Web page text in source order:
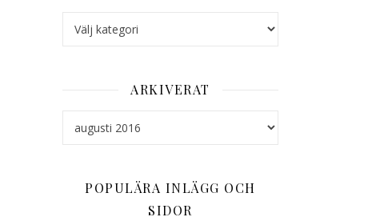
ARKIVERAT
POPULÄRA INLÄGG OCH
SIDOR